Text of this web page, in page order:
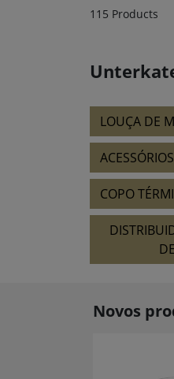
115 Products
LOUÇA DE
COPO
Novos